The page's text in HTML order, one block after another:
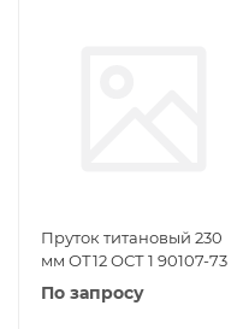
Пруток титановый 230
мм ОТ12 ОСТ 1 90107-73
По запросу